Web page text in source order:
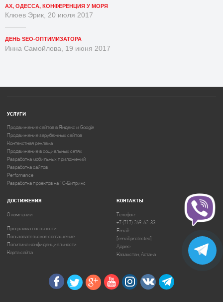
АХ, ОДЕССА, КОНФЕРЕНЦИЯ У МОРЯ
Клюев Эрик, 20 июля 2017
ДЕНЬ SEO-ОПТИМИЗАТОРА
Инна Самойлова, 19 июня 2017
УСЛУГИ
Продвижение сайтов в Яндекс и Google
Продвижение зарубежных сайтов
Контекстная реклама
Продвижение в социальных сетях
Разработка мобильных приложений
Разработка сайтов
Perfomance
Разработка проектов на 1C-Битрикс
ДОСТИЖЕНИЯ
О компании
Программа лояльности
Пользовательское соглашение
Политика конфиденциальности
Карта сайта
КОНТАКТЫ
Телефон:
+7 (717) 269-62-33
Email:
[email protected]
Адрес:
Казахстан, Астана